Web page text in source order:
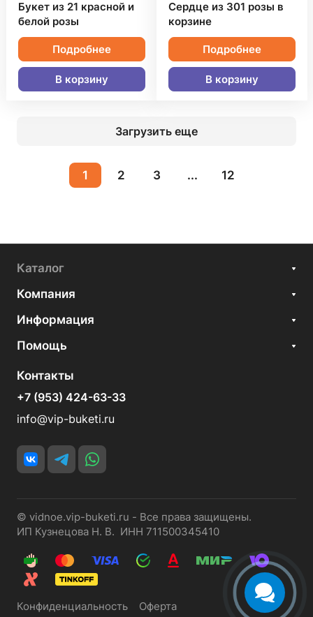
Букет из 21 красной и
белой розы
Подробнее
В корзину
Сердце из 301 розы в
корзине
Подробнее
В корзину
Загрузить еще
1 2 3 ... 12
Каталог
Компания
Информация
Помощь
Контакты
+7 (953) 424-63-33
info@vip-buketi.ru
© vidnoe.vip-buketi.ru - Все права защищены.
ИП Кузнецова Н. В. ИНН 711500345410
Конфиденциальность Оферта